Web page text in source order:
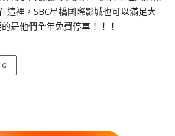
這裡，SBC星橋國際影城也可以滿足大
是他們全年免費停車！！！